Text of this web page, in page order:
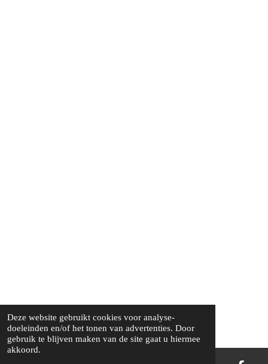
Deze website gebruikt cookies voor analyse-
doeleinden en/of het tonen van advertenties. Door
gebruik te blijven maken van de site gaat u hiermee
akkoord.